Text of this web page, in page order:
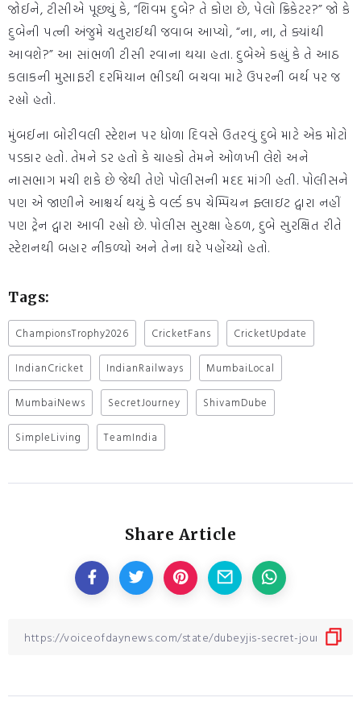
જોઈને, ટીસીએ પૂછ્યું કે, “શિવમ દુબે? તે કોણ છે, પેલો ક્રિકેટર?” જો કે
દુબેની પત્ની અંજુમે ચતુરાઈથી જવાબ આપ્યો, “ના, ના, તે ક્યાંથી
આવશે?” આ સાંભળી ટીસી રવાના થયા હતા. દુબેએ કહ્યું કે તે આઠ
કલાકની મુસાફરી દરમિયાન ભીડથી બચવા માટે ઉપરની બર્થ પર જ
રહ્યો હતો.
મુંબઈના બોરીવલી સ્ટેશન પર ધોળા દિવસે ઉતરવું દુબે માટે એક મોટો
પડકાર હતો. તેમને ડર હતો કે ચાહકો તેમને ઓળખી લેશે અને
નાસભાગ મચી શકે છે જેથી તેણે પોલીસની મદદ માંગી હતી. પોલીસને
પણ એ જાણીને આશ્ચર્ય થયું કે વર્લ્ડ કપ ચેમ્પિયન ફ્લાઇટ દ્વારા નહીં
પણ ટ્રેન દ્વારા આવી રહ્યો છે. પોલીસ સુરક્ષા હેઠળ, દુબે સુરક્ષિત રીતે
સ્ટેશનથી બહાર નીકળ્યો અને તેના ઘરે પહોંચ્યો હતો.
Tags:
ChampionsTrophy2026 CricketFans CricketUpdate
IndianCricket IndianRailways MumbaiLocal
MumbaiNews SecretJourney ShivamDube
SimpleLiving TeamIndia
Share Article